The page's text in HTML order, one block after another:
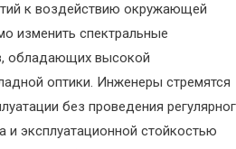
к воздействию окружающей
изменить спектральные
обладающих высокой
оптики. Инженеры стремятся
без проведения
и эксплуатационной стойкостью